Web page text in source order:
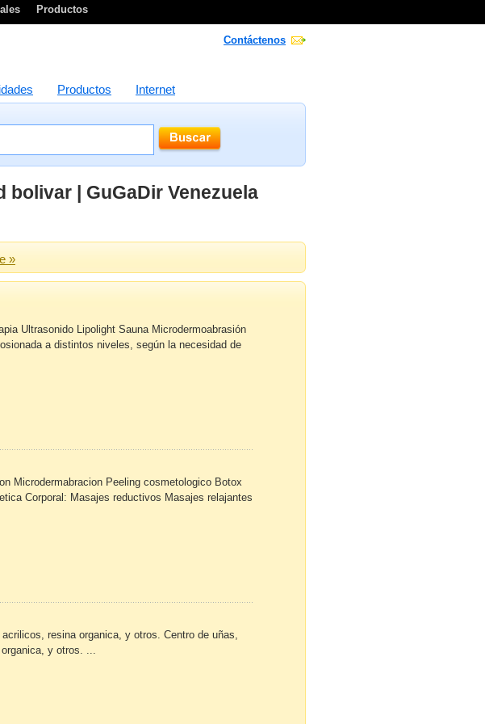
Productos
Contáctenos
Productos Internet
| GuGaDir Venezuela
»
Ultrasonido Lipolight Sauna Microdermoabrasión
a distintos niveles, según la necesidad de
Microdermabracion Peeling cosmetologico Botox
Corporal: Masajes reductivos Masajes relajantes
resina organica, y otros. Centro de uñas,
y otros. ...